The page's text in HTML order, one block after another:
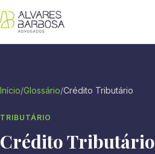
Início/Glossário/Crédito Tributário
TRIBUTÁRIO
Crédito Tributário